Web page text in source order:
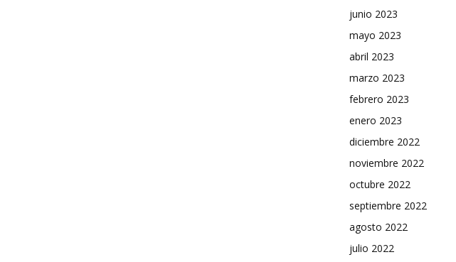
junio 2023
mayo 2023
abril 2023
marzo 2023
febrero 2023
enero 2023
diciembre 2022
noviembre 2022
octubre 2022
septiembre 2022
agosto 2022
julio 2022